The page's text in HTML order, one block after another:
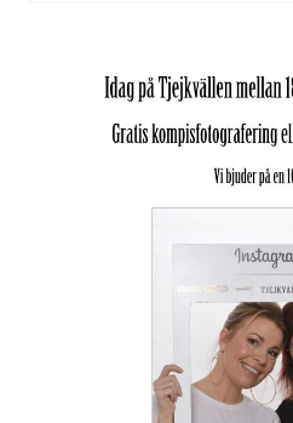
Övriga objektivtillbehör & filter